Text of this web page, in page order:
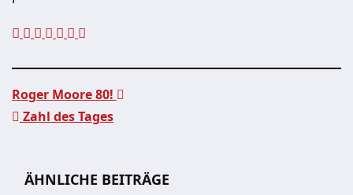
Roger Moore 80!
Zahl des Tages
ÄHNLICHE BEITRÄGE